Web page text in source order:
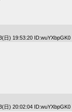
日) 19:53:20 ID:wuYXbpGK0
日) 20:02:04 ID:wuYXbpGK0